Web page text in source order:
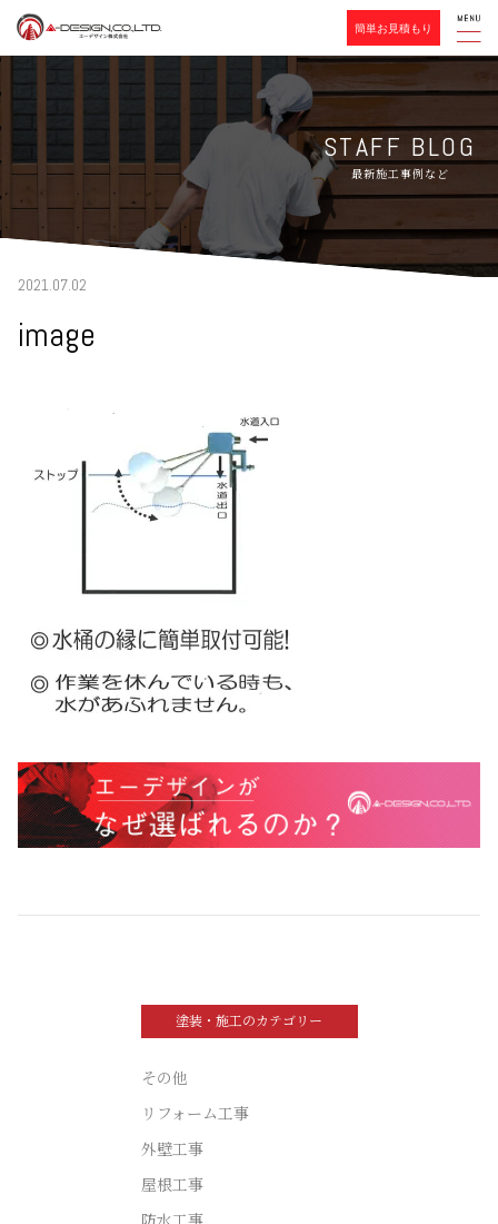
STAFF BLOG
最新施工事例など
2021.07.02
image
塗装・施工のカテゴリー
その他
リフォーム工事
外壁工事
屋根工事
簡単お見積もり